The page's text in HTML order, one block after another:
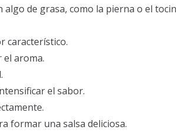
de grasa, como la pierna o el
característico.
aroma.
el sabor.
formar una salsa deliciosa.